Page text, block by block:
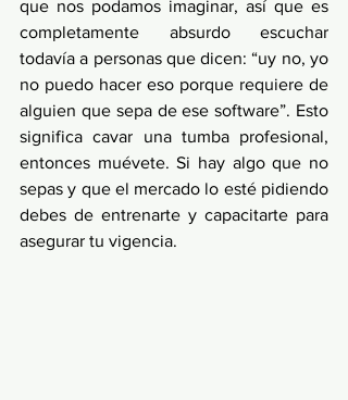
que nos podamos imaginar, así que es
completamente absurdo escuchar
todavía a personas que dicen: “uy no, yo
no puedo hacer eso porque requiere de
alguien que sepa de ese software”. Esto
significa cavar una tumba profesional,
entonces muévete. Si hay algo que no
sepas y que el mercado lo esté pidiendo
debes de entrenarte y capacitarte para
asegurar tu vigencia.